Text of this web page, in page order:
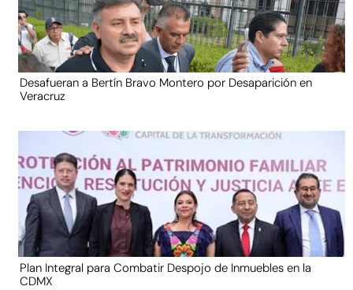
Desafueran a Bertín Bravo Montero por Desaparición en
Veracruz
Plan Integral para Combatir Despojo de Inmuebles en la
CDMX